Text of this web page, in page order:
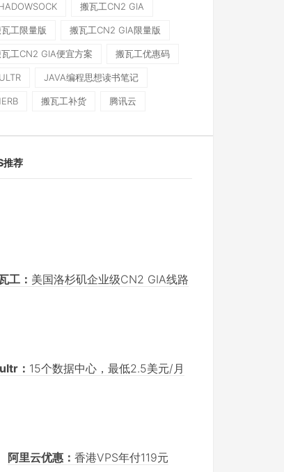
搬瓦工CN2 GIA
工限量版 搬瓦工CN2 GIA限量版
工CN2 GIA便宜方案 搬瓦工优惠码
JAVA编程思想读书笔记
搬瓦工补货 腾讯云
推荐
工： 美国洛杉矶企业级CN2 GIA线路
： 15个数据中心，最低2.5美元/月
阿里云优惠： 香港VPS年付119元